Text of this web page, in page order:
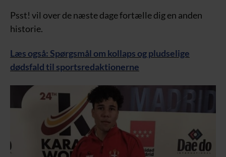
Psst! vil over de næste dage fortælle dig en anden
historie.
Læs også: Spørgsmål om kollaps og pludselige
dødsfald til sportsredaktionerne